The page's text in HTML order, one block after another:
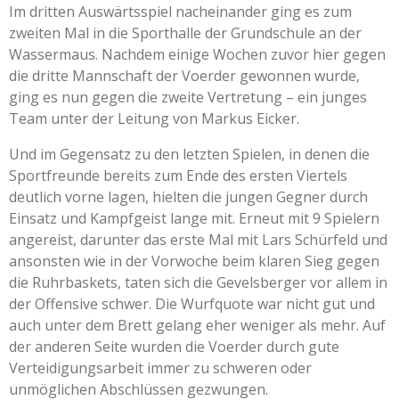
Im dritten Auswärtsspiel nacheinander ging es zum
zweiten Mal in die Sporthalle der Grundschule an der
Wassermaus. Nachdem einige Wochen zuvor hier gegen
die dritte Mannschaft der Voerder gewonnen wurde,
ging es nun gegen die zweite Vertretung – ein junges
Team unter der Leitung von Markus Eicker.
Und im Gegensatz zu den letzten Spielen, in denen die
Sportfreunde bereits zum Ende des ersten Viertels
deutlich vorne lagen, hielten die jungen Gegner durch
Einsatz und Kampfgeist lange mit. Erneut mit 9 Spielern
angereist, darunter das erste Mal mit Lars Schürfeld und
ansonsten wie in der Vorwoche beim klaren Sieg gegen
die Ruhrbaskets, taten sich die Gevelsberger vor allem in
der Offensive schwer. Die Wurfquote war nicht gut und
auch unter dem Brett gelang eher weniger als mehr. Auf
der anderen Seite wurden die Voerder durch gute
Verteidigungsarbeit immer zu schweren oder
unmöglichen Abschlüssen gezwungen.